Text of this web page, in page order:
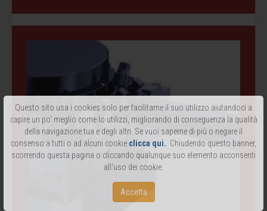
Questo sito usa i cookies solo per facilitarne il suo utilizzo aiutandoci a
capire un po' meglio come lo utilizzi, migliorando di conseguenza la qualità
della navigazione tua e degli altri. Se vuoi saperne di più o negare il
consenso a tutti o ad alcuni cookie clicca qui. Chiudendo questo banner,
scorrendo questa pagina o cliccando qualunque suo elemento acconsenti
all'uso dei cookie.
Accetta